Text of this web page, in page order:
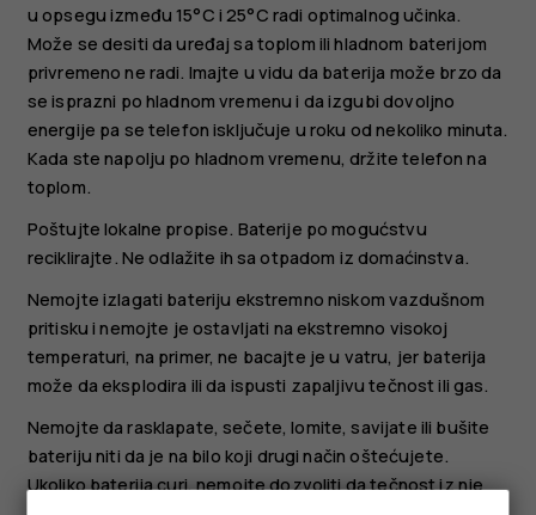
u opsegu između 15°C i 25°C radi optimalnog učinka.
Može se desiti da uređaj sa toplom ili hladnom baterijom
privremeno ne radi. Imajte u vidu da baterija može brzo da
se isprazni po hladnom vremenu i da izgubi dovoljno
energije pa se telefon isključuje u roku od nekoliko minuta.
Kada ste napolju po hladnom vremenu, držite telefon na
toplom.
Poštujte lokalne propise. Baterije po mogućstvu
reciklirajte. Ne odlažite ih sa otpadom iz domaćinstva.
Nemojte izlagati bateriju ekstremno niskom vazdušnom
pritisku i nemojte je ostavljati na ekstremno visokoj
temperaturi, na primer, ne bacajte je u vatru, jer baterija
može da eksplodira ili da ispusti zapaljivu tečnost ili gas.
Nemojte da rasklapate, sečete, lomite, savijate ili bušite
bateriju niti da je na bilo koji drugi način oštećujete.
Ukoliko baterija curi, nemojte dozvoliti da tečnost iz nje